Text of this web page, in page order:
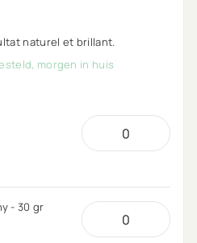
naturel et brillant.
morgen in huis
- 30 gr